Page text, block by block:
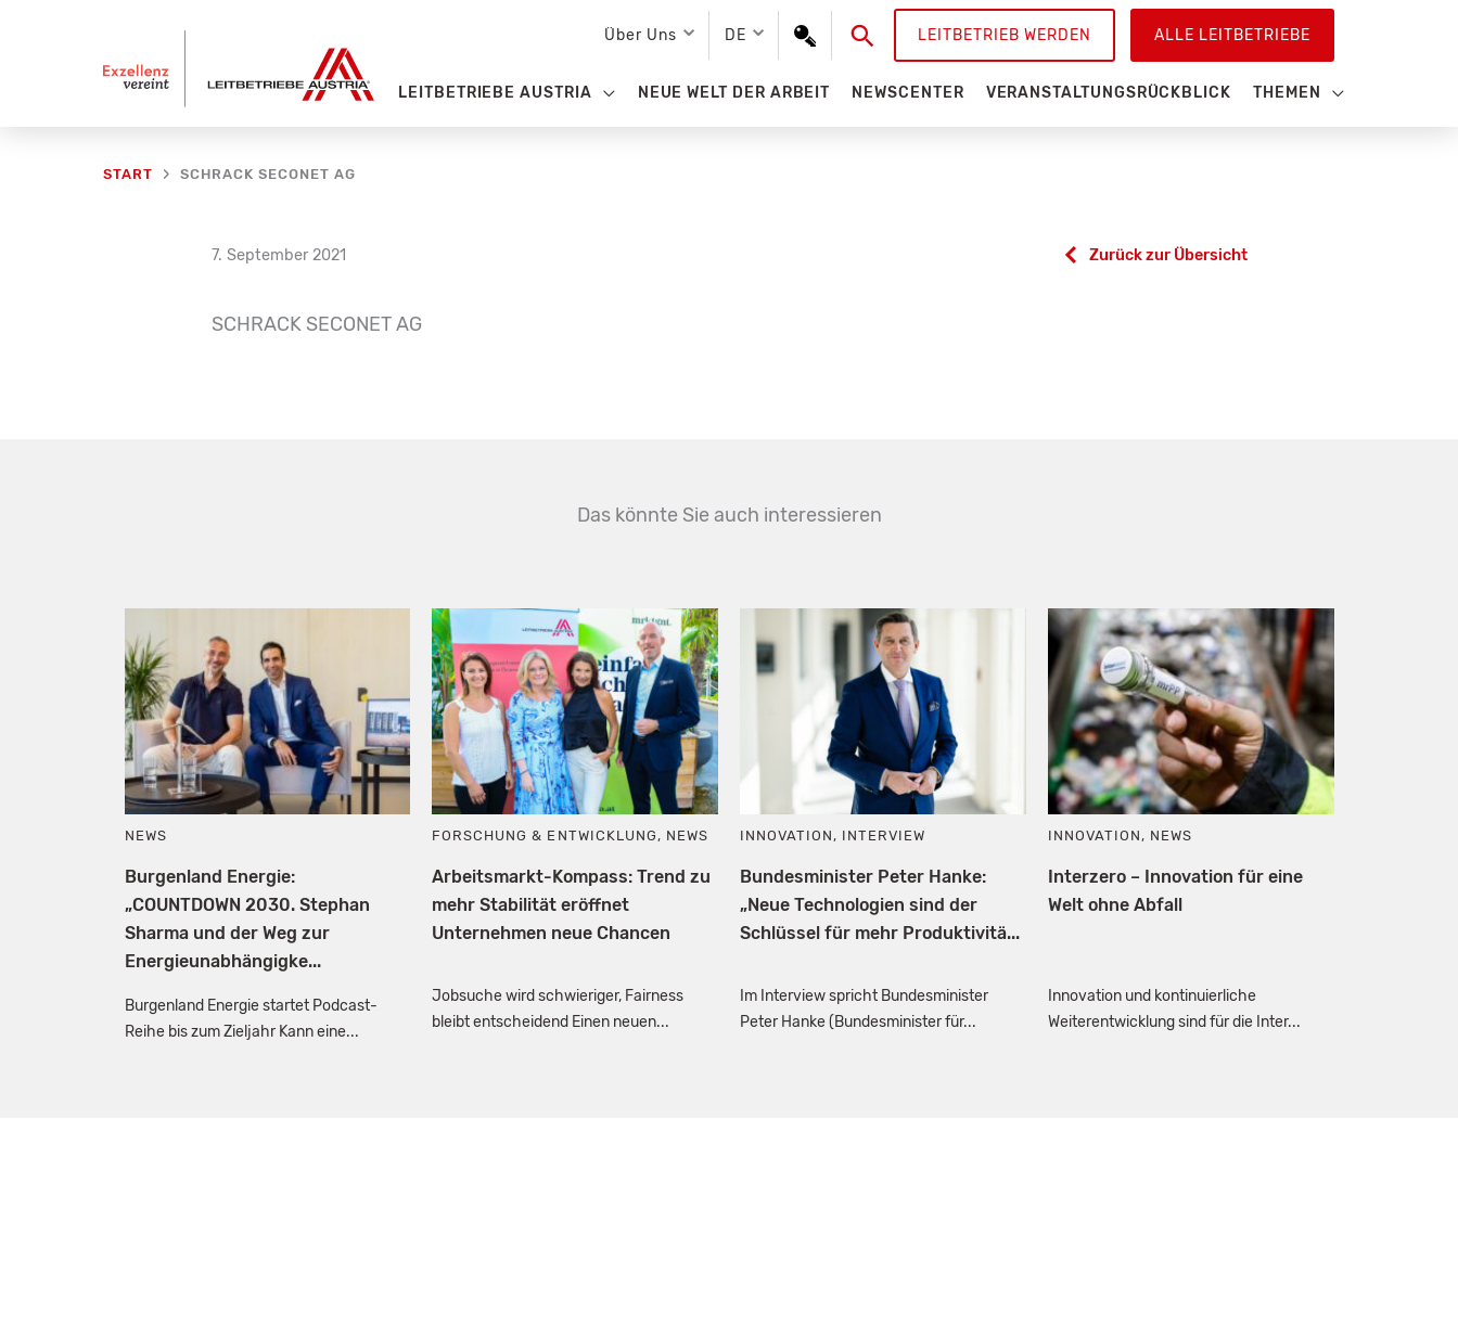
Über Uns DE SuchenLEITBETRIEB WERDEN ALLE LEITBETRIEBE
LEITBETRIEBE AUSTRIA NEUE WELT DER ARBEIT NEWSCENTER VERANSTALTUNGSRÜCKBLICK THEMEN
START SCHRACK SECONET AG
7. September 2021 Zurück zur Übersicht
SCHRACK SECONET AG
Das könnte Sie auch interessieren
NEWS
Burgenland Energie:
„COUNTDOWN 2030. Stephan
Sharma und der Weg zur
Energieunabhängigke...
Burgenland Energie startet Podcast-
Reihe bis zum Zieljahr Kann eine...
FORSCHUNG & ENTWICKLUNG, NEWS
Arbeitsmarkt-Kompass: Trend zu
mehr Stabilität eröffnet
Unternehmen neue Chancen
Jobsuche wird schwieriger, Fairness
bleibt entscheidend Einen neuen...
INNOVATION, INTERVIEW
Bundesminister Peter Hanke:
„Neue Technologien sind der
Schlüssel für mehr Produktivitä...
Im Interview spricht Bundesminister
Peter Hanke (Bundesminister für...
INNOVATION, NEWS
Interzero – Innovation für eine
Welt ohne Abfall
Innovation und kontinuierliche
Weiterentwicklung sind für die Inter...